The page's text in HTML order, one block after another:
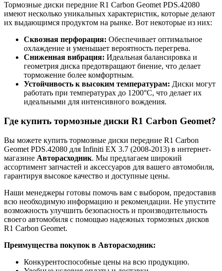
Тормозные диски передние R1 Carbon Geomet PDS.42080
имеют несколько уникальных характеристик, которые делают
их выдающимся продуктом на рынке. Вот некоторые из них:
Сквозная перфорация: Обеспечивает оптимальное
охлаждение и уменьшает вероятность перегрева.
Сниженная вибрация: Идеальная балансировка и
геометрия диска предотвращают биение, что делает
торможение более комфортным.
Устойчивость к высоким температурам: Диски могут
работать при температурах до 1200°C, что делает их
идеальными для интенсивного вождения.
Где купить тормозные диски R1 Carbon Geomet?
Вы можете купить тормозные диски передние R1 Carbon
Geomet PDS.42080 для Infiniti EX 3.7 (2008-2013) в интернет-
магазине Авторасходник. Мы предлагаем широкий
ассортимент запчастей и аксессуаров для вашего автомобиля,
гарантируя высокое качество и доступные цены.
Наши менеджеры готовы помочь вам с выбором, предоставив
всю необходимую информацию и рекомендации. Не упустите
возможность улучшить безопасность и производительность
своего автомобиля с помощью надежных тормозных дисков
R1 Carbon Geomet.
Преимущества покупок в Авторасходник:
Конкурентоспособные цены на всю продукцию.